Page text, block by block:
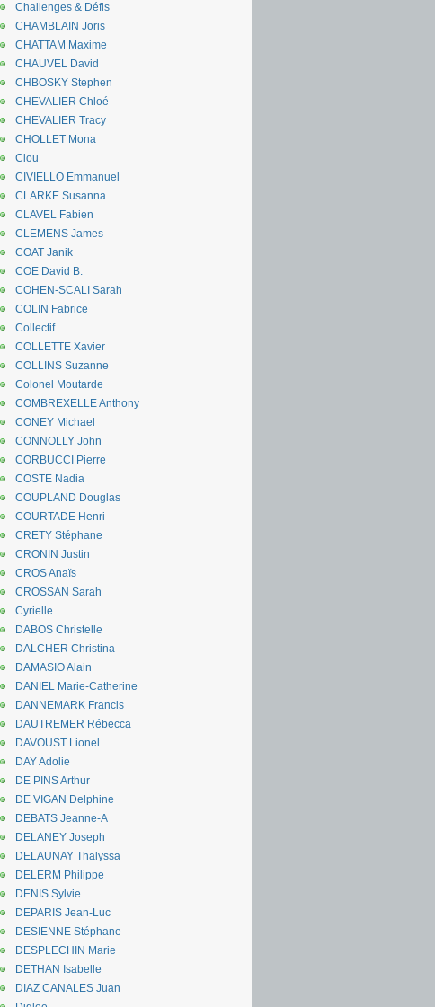
Challenges & Défis
CHAMBLAIN Joris
CHATTAM Maxime
CHAUVEL David
CHBOSKY Stephen
CHEVALIER Chloé
CHEVALIER Tracy
CHOLLET Mona
Ciou
CIVIELLO Emmanuel
CLARKE Susanna
CLAVEL Fabien
CLEMENS James
COAT Janik
COE David B.
COHEN-SCALI Sarah
COLIN Fabrice
Collectif
COLLETTE Xavier
COLLINS Suzanne
Colonel Moutarde
COMBREXELLE Anthony
CONEY Michael
CONNOLLY John
CORBUCCI Pierre
COSTE Nadia
COUPLAND Douglas
COURTADE Henri
CRETY Stéphane
CRONIN Justin
CROS Anaïs
CROSSAN Sarah
Cyrielle
DABOS Christelle
DALCHER Christina
DAMASIO Alain
DANIEL Marie-Catherine
DANNEMARK Francis
DAUTREMER Rébecca
DAVOUST Lionel
DAY Adolie
DE PINS Arthur
DE VIGAN Delphine
DEBATS Jeanne-A
DELANEY Joseph
DELAUNAY Thalyssa
DELERM Philippe
DENIS Sylvie
DEPARIS Jean-Luc
DESIENNE Stéphane
DESPLECHIN Marie
DETHAN Isabelle
DIAZ CANALES Juan